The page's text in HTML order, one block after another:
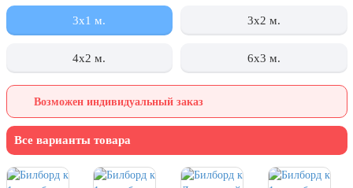
борьбе с терроризмом
День города Москвы (первая суббота
День нефтяника (первое воскресенье
сентября)
воскресенье сентября)
1 октября, Международный день
пожилых людей
3х1 м. 3x2 м.
4х2 м. 6х3 м.
Возможен индивидуальный заказ
Все варианты товара